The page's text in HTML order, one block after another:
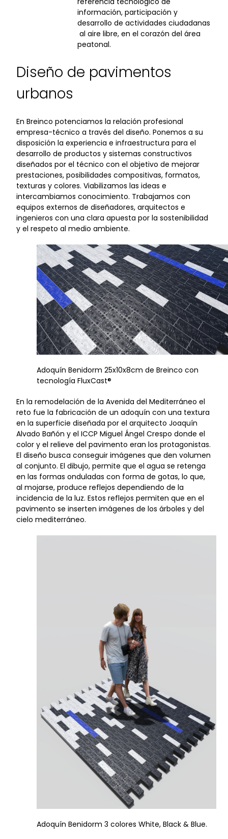
información, participación y
desarrollo de actividades ciudadanas
al aire libre, en el corazón del área
peatonal.
Diseño de pavimentos
urbanos
En Breinco potenciamos la relación profesional
empresa-técnico a través del diseño. Ponemos a su
disposición la experiencia e infraestructura para el
desarrollo de productos y sistemas constructivos
diseñados por el técnico con el objetivo de mejorar
prestaciones, posibilidades compositivas, formatos,
texturas y colores. Viabilizamos las ideas e
intercambiamos conocimiento. Trabajamos con
equipos externos de diseñadores, arquitectos e
ingenieros con una clara apuesta por la sostenibilidad
y el respeto al medio ambiente.
Adoquín Benidorm 25x10x8cm de Breinco con
tecnología FluxCast®
En la remodelación de la Avenida del Mediterráneo el
reto fue la fabricación de un adoquín con una textura
en la superficie diseñada por el arquitecto Joaquín
Alvado Bañón y el ICCP Miguel Ángel Crespo donde el
color y el relieve del pavimento eran los protagonistas.
El diseño busca conseguir imágenes que den volumen
al conjunto. El dibujo, permite que el agua se retenga
en las formas onduladas con forma de gotas, lo que,
al mojarse, produce reflejos dependiendo de la
incidencia de la luz. Estos reflejos permiten que en el
pavimento se inserten imágenes de los árboles y del
cielo mediterráneo.
Adoquín Benidorm 3 colores White, Black & Blue.